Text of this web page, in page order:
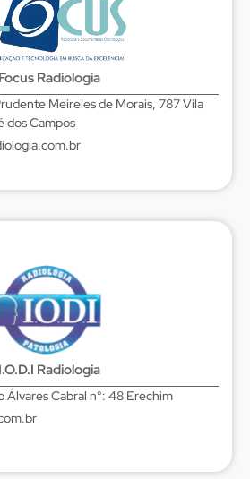
Focus Radiologia
Meireles de Morais, 787 Vila
dos Campos
I.O.D.I Radiologia
Álvares Cabral n°: 48 Erechim